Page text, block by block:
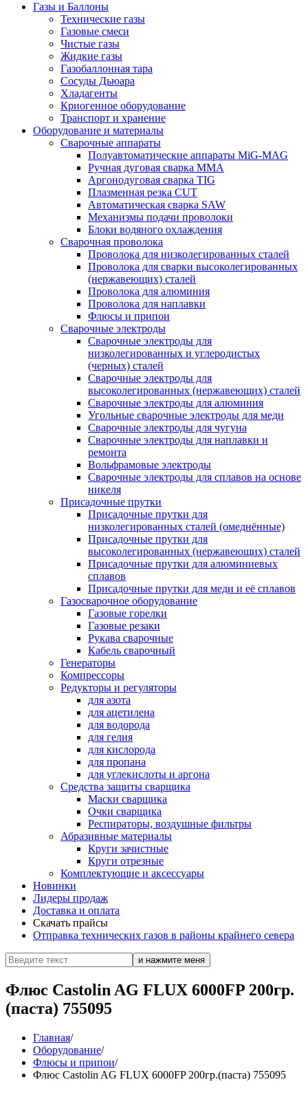
Газы и Баллоны
Технические газы
Газовые смеси
Чистые газы
Жидкие газы
Газобаллонная тара
Сосуды Дьюара
Хладагенты
Криогенное оборудование
Транспорт и хранение
Оборудование и материалы
Сварочные аппараты
Полуавтоматические аппараты MiG-MAG
Ручная дуговая сварка MMA
Аргонодуговая сварка TIG
Плазменная резка CUT
Автоматическая сварка SAW
Механизмы подачи проволоки
Блоки водяного охлаждения
Сварочная проволока
Проволока для низколегированных сталей
Проволока для сварки высоколегированных
(нержавеющих) сталей
Проволока для алюминия
Проволока для наплавки
Флюсы и припои
Сварочные электроды
Сварочные электроды для
низколегированных и углеродистых
(черных) сталей
Сварочные электроды для
высоколегированных (нержавеющих) сталей
Сварочные электроды для алюминия
Угольные сварочные электроды для меди
Сварочные электроды для чугуна
Сварочные электроды для наплавки и
ремонта
Вольфрамовые электроды
Сварочные электроды для сплавов на основе
никеля
Присадочные прутки
Присадочные прутки для
низколегированных сталей (омеднённые)
Присадочные прутки для
высоколегированных (нержавеющих) сталей
Присадочные прутки для алюминиевых
сплавов
Присадочные прутки для меди и её сплавов
Газосварочное оборудование
Газовые горелки
Газовые резаки
Рукава сварочные
Кабель сварочный
Генераторы
Компрессоры
Редукторы и регуляторы
для азота
для ацетилена
для водорода
для гелия
для кислорода
для пропана
для углекислоты и аргона
Средства защиты сварщика
Маски сварщика
Очки сварщика
Респираторы, воздушные фильтры
Абразивные материалы
Круги зачистные
Круги отрезные
Комплектующие и аксессуары
Новинки
Лидеры продаж
Доставка и оплата
Скачать прайсы
Отправка технических газов в районы крайнего севера
Флюс Castolin AG FLUX 6000FP 200гр.
(паста) 755095
Главная/
Оборудование/
Флюсы и припои/
Флюс Castolin AG FLUX 6000FP 200гр.(паста) 755095